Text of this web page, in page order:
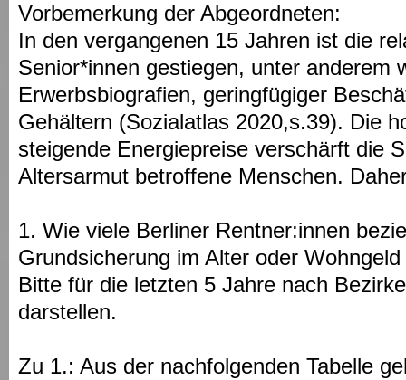
Vorbemerkung der Abgeordneten:
In den vergangenen 15 Jahren ist die
Senior*innen gestiegen, unter anderem
Erwerbsbiografien, geringfügiger
Gehältern (Sozialatlas 2020,s.39). Die
steigende Energiepreise verschärft die
Altersarmut betroffene Menschen.
1. Wie viele Berliner Rentner:innen
Grundsicherung im Alter oder Wohngeld
Bitte für die letzten 5 Jahre nach
darstellen.
Zu 1.: Aus der nachfolgenden Tabelle